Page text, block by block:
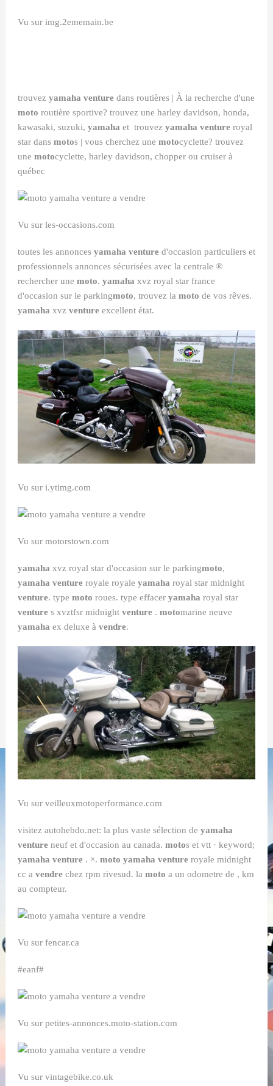
Vu sur img.2ememain.be
trouvez yamaha venturedans routières | À la recherche d'une
moto routière sportive? trouvez une harley davidson, honda,
kawasaki, suzuki, yamaha et trouvez yamaha ventureroyal
star dans motos | vous cherchez une motocyclette? trouvez
une motocyclette, harley davidson, chopper ou cruiser à
québec
Vu sur les-occasions.com
toutes les annonces yamaha ventured'occasion particuliers et
professionnels annonces sécurisées avec la centrale ®
rechercher une moto. yamaha xvz royal star france
d'occasion sur le parkingmoto, trouvez la moto de vos rêves.
yamaha xvz ventureexcellent état.
Vu sur i.ytimg.com
Vu sur motorstown.com
yamaha xvz royal star d'occasion sur le parkingmoto,
yamaha ventureroyale royale yamaha royal star midnight
venture. type moto roues. type effacer yamaha royal star
ventures xvztfsr midnight venture. motomarine neuve
yamaha ex deluxe à vendre.
Vu sur veilleuxmotoperformance.com
visitez autohebdo.net: la plus vaste sélection de yamaha
ventureneuf et d'occasion au canada. motos et vtt · keyword;
yamaha venture. ×. moto yamaha ventureroyale midnight
cc a vendrechez rpm rivesud. la moto a un odometre de , km
au compteur.
Vu sur fencar.ca
#eanf#
Vu sur petites-annonces.moto-station.com
Vu sur vintagebike.co.uk